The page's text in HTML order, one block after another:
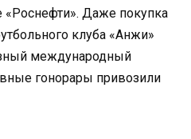
«Роснефти». Даже покупка
клуба «Анжи»
международный
гонорары привозили